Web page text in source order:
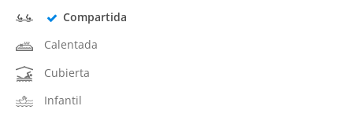
Compartida
Calentada
Cubierta
Infantil